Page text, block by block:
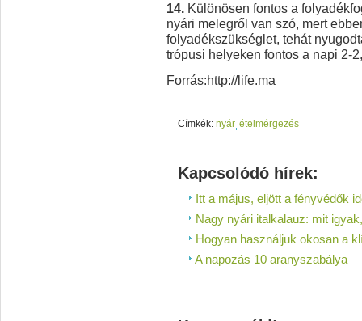
14. Különösen fontos a
nyári melegről van szó, mert
folyadékszükséglet, tehát
trópusi helyeken fontos a napi 2-
Forrás:http://life.ma
Címkék: nyár ételmérgezés
Kapcsolódó hírek:
Itt a május, eljött a fényvédők
Nagy nyári italkalauz: mit
Hogyan használjuk okosan a
A napozás 10 aranyszabálya